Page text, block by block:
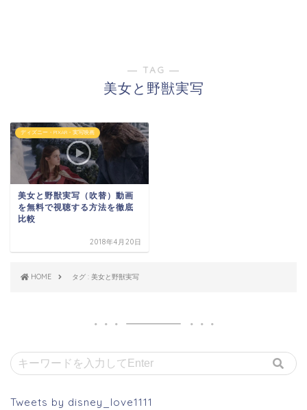
― TAG ―
美女と野獣実写
ディズニー・PIXAR・実写映画
美女と野獣実写（吹替）動画
を無料で視聴する方法を徹底
比較
2018年4月20日
HOME タグ : 美女と野獣実写
Tweets by disney_love1111